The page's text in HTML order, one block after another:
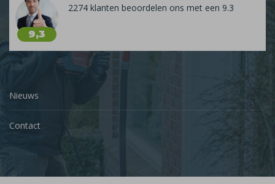
9,3
2274 klanten beoordelen ons met een 9.3
Nieuws
Contact